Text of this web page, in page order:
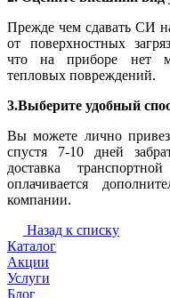
Прежде чем сдавать СИ
от поверхностных
что на приборе нет
тепловых повреждений.
3.Выберите удобный
Вы можете лично
спустя 7-10 дней
доставка
оплачивается
компании.
Назад к списку
Каталог
Акции
Услуги
Блог